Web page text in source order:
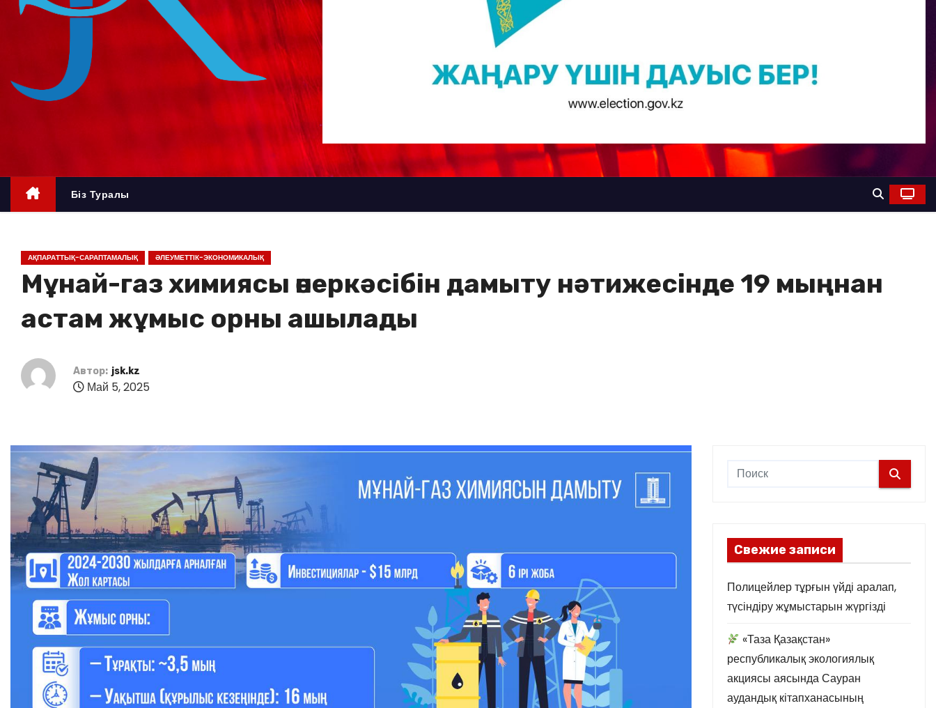
Біз Туралы
АҚПАРАТТЫҚ-САРАПТАМАЛЫҚ ӘЛЕУМЕТТІК-ЭКОНОМИКАЛЫҚ
Мұнай-газ химиясы өнеркәсібін дамыту нәтижесінде 19 мыңнан
астам жұмыс орны ашылады
Автор: jsk.kz
Май 5, 2025
Свежие записи
Полицейлер тұрғын үйді аралап,
түсіндіру жұмыстарын жүргізді
«Таза Қазақстан»
республикалық экологиялық
акциясы аясында Сауран
аудандық кітапханасының